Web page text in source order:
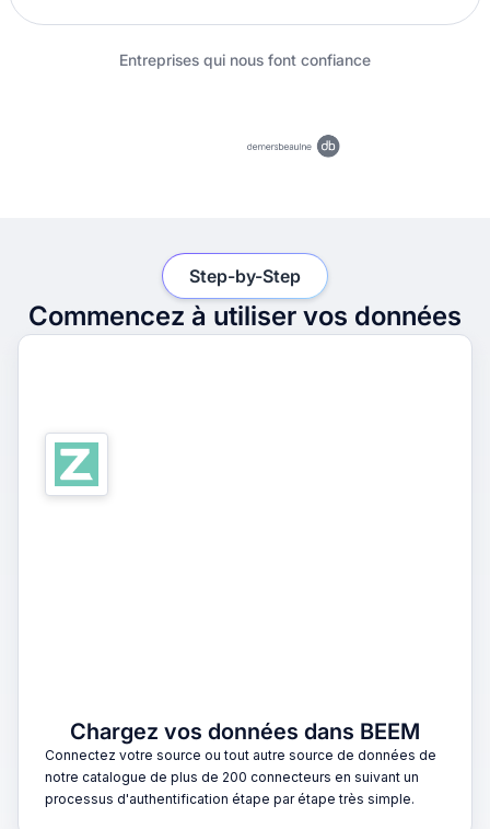
Entreprises qui nous font confiance
Commencez à utiliser vos données
Step-by-Step
Chargez vos données dans BEEM
Connectez votre source ou tout autre source de données de
notre catalogue de plus de 200 connecteurs en suivant un
processus d'authentification étape par étape très simple.